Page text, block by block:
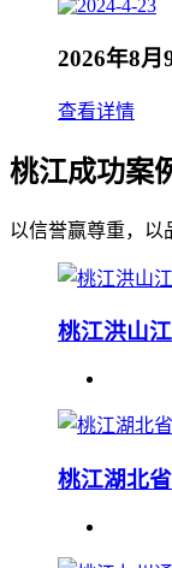
2026年8
查看详情
桃江成功案
以信誉赢尊重，以
桃江洪山
桃江湖北